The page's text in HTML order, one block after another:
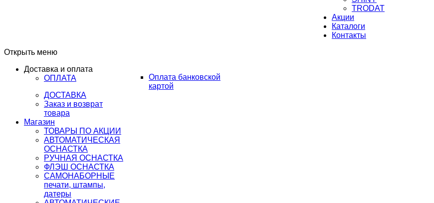
TRODAT
Акции
Каталоги
Контакты
Открыть меню
Доставка и оплата
ОПЛАТА
Оплата банковской
картой
ДОСТАВКА
Заказ и возврат
товара
Магазин
ТОВАРЫ ПО АКЦИИ
АВТОМАТИЧЕСКАЯ
ОСНАСТКА
РУЧНАЯ ОСНАСТКА
ФЛЭШ ОСНАСТКА
САМОНАБОРНЫЕ
печати, штампы,
датеры